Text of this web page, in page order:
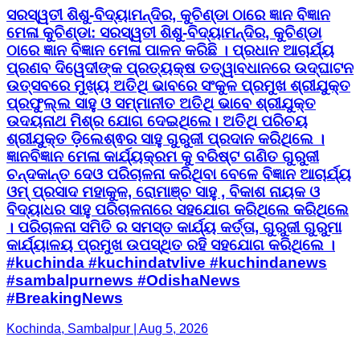
ପ୍ରଫୁଲ୍ଲ ସାହୁ ଓ ସମ୍ମାନୀତ ଅତିଥି ଭାବେ ଶ୍ରୀଯୁକ୍ତ
ଉଦୟନାଥ ମିଶ୍ର ଯୋଗ ଦେଇଥିଲେ। ଅତିଥି ପରିଚୟ
ଶ୍ରୀଯୁକ୍ତ ଡ଼ିଲେଶ୍ଵର ସାହୁ ଗୁରୁଜୀ ପ୍ରଦାନ କରିଥିଲେ ।
ଜ୍ଞାନବିଜ୍ଞାନ ମେଳା କାର୍ଯ୍ୟକ୍ରମ କୁ ବରିଷ୍ଟ ଗଣିତ ଗୁରୁଜୀ
ଚନ୍ଦକାନ୍ତ ଦେଓ ପରିଚାଳନା କରିଥିବା ବେଳେ ବିଜ୍ଞାନ ଆଚାର୍ଯ୍ୟ
ଓମ୍ ପ୍ରସାଦ ମହାକୁଳ, ରୋମାଞ୍ଚ ସାହୁ , ବିକାଶ ନାୟକ ଓ
ବିଦ୍ୟାଧର ସାହୁ ପରିଚାଳନାରେ ସହଯୋଗ କରିଥିଲେ କରିଥିଲେ
। ପରିଚାଳନା ସମିତି ର ସମସ୍ତ କାର୍ଯ୍ୟ କର୍ତ୍ତା, ଗୁରୁଜୀ ଗୁରୁମା
କାର୍ଯ୍ୟାଳୟ ପ୍ରମୁଖ ଉପସ୍ଥିତ ରହି ସହଯୋଗ କରିଥିଲେ ।
#kuchinda #kuchindatvlive #kuchindanews
#sambalpurnews #OdishaNews
#BreakingNews
Kochinda, Sambalpur | Aug 5, 2026